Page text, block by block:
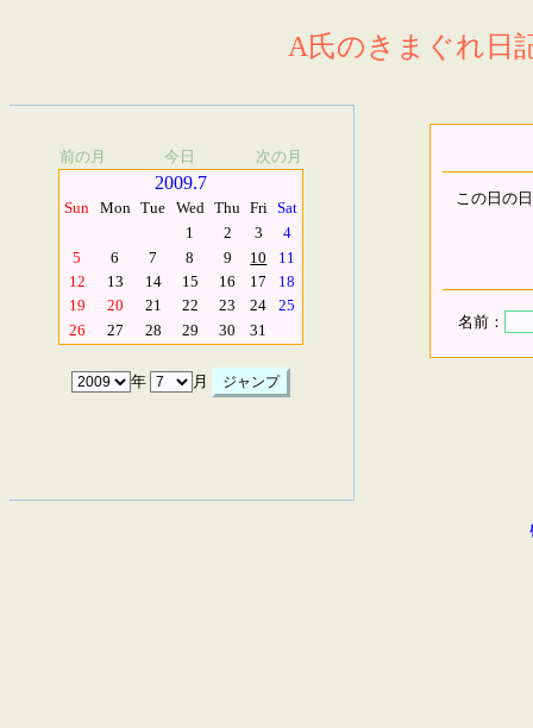
A氏のきまぐれ日
前の月 今日 次の月
2009.7
Sun Mon Tue Wed Thu Fri Sat
1
2 3
4
5
6 7 8 9 10
11
12
13 14 15 16 17
18
19
20 21 22 23 24
25
26
27 28 29 30 31
年 月
この日の
名前：